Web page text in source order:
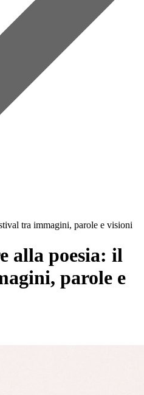
tra immagini, parole e visioni
alla poesia: il
parole e